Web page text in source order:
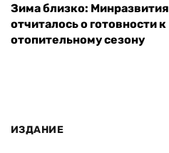
Зима близко: Минразвития
отчиталось о готовности к
отопительному сезону
ИЗДАНИЕ